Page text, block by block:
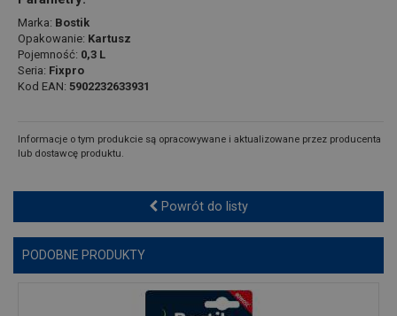
Marka: Bostik
Opakowanie: Kartusz
Pojemność: 0,3 L
Seria: Fixpro
Kod EAN: 5902232633931
Informacje o tym produkcie są opracowywane i aktualizowane przez producenta
lub dostawcę produktu.
Powrót do listy
PODOBNE PRODUKTY